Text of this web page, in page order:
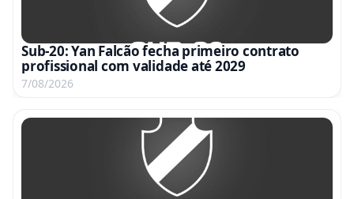
Sub-20: Yan Falcão fecha primeiro contrato
profissional com validade até 2029
7/08/2026